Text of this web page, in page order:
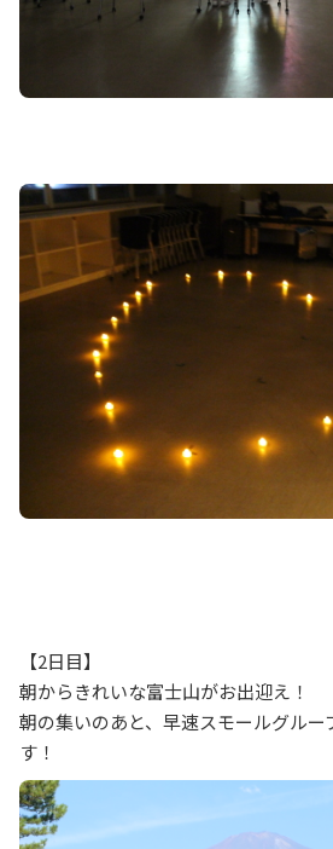
【2日目】
朝からきれいな富士山がお出迎え！
朝の集いのあと、早速スモールグル
す！